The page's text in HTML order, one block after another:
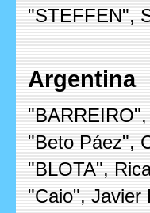
"STEFFEN",
Argentina
"Beto Páez",
"BLOTA",
"Caio", Javier